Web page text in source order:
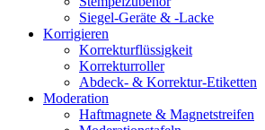
Siegel-Geräte & -Lacke
Korrigieren
Korrekturflüssigkeit
Korrekturroller
Abdeck- & Korrektur-Etiketten
Moderation
Haftmagnete & Magnetstreifen